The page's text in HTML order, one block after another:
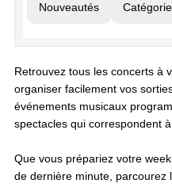
Nouveautés Catégorie
Retrouvez tous les concerts à
organiser facilement vos
événements musicaux
spectacles qui correspondent à
Que vous prépariez votre
de dernière minute, parcourez